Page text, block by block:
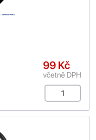
99 Kč
včetně DPH